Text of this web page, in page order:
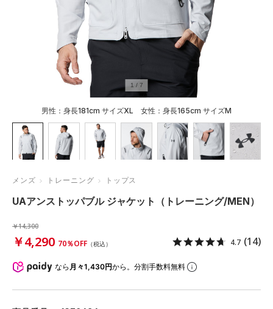
1 / 7
男性：身長181cm サイズXL 女性：身長165cm サイズM
メンズ トレーニング トップス
UAアンストッパブル ジャケット（トレーニング/MEN）
￥14,300
￥4,290 70％OFF （税込） 4.7 (14)
なら 月々1,430円から。分割手数料無料